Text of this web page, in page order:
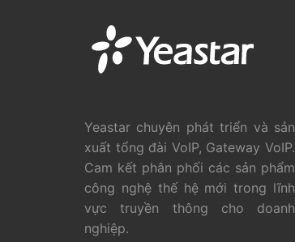
Yeastar chuyên phát triển và sản
xuất tổng đài VoIP, Gateway VoIP.
Cam kết phân phối các sản phẩm
công nghệ thế hệ mới trong lĩnh
vực truyền thông cho doanh
nghiệp.